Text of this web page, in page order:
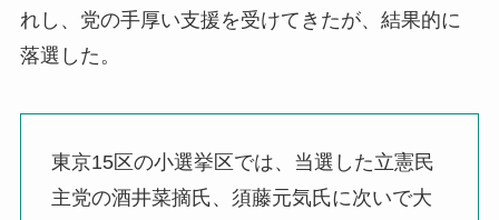
れし、党の手厚い支援を受けてきたが、結果的に
落選した。
東京15区の小選挙区では、当選した立憲民
主党の酒井菜摘氏、須藤元気氏に次いで大